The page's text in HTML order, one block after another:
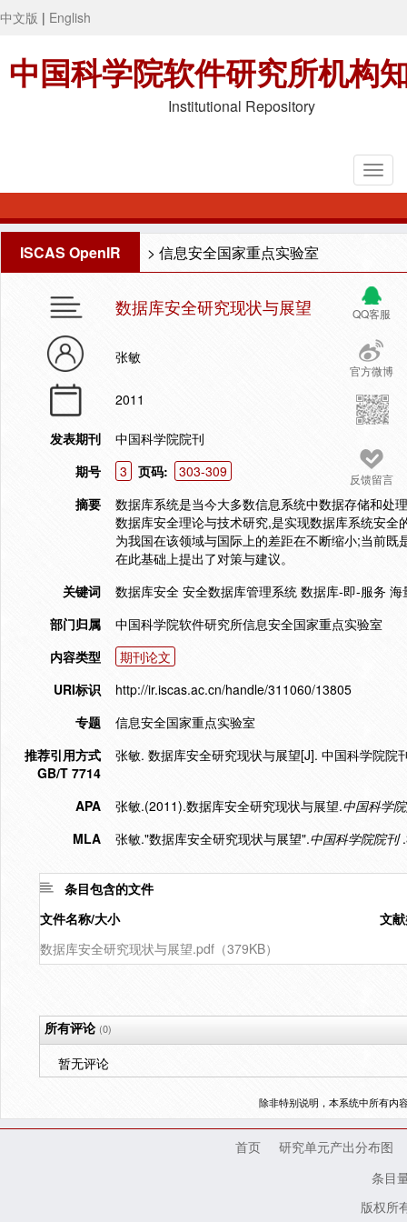
中文版 | English
中国科学院软件研究所机构
Institutional Repository
ISCAS OpenIR > 信息安全国家重点实验室
QQ客服
官方微博
反馈留言
数据库安全研究现状与展望
张敏
2011
发表期刊
中国科学院院刊
期号
3 页码:
303-309
摘要
数据库系统是当今大多数信息系统中数据存储和处
数据库安全理论与技术研究,是实现数据库系统安
为我国在该领域与国际上的差距在不断缩小;当前
在此基础上提出了对策与建议。
关键词
数据库安全 安全数据库管理系统 数据库-即-服务 海
部门归属
中国科学院软件研究所信息安全国家重点实验室
内容类型
期刊论文
URI标识
http://ir.iscas.ac.cn/handle/311060/13805
专题
信息安全国家重点实验室
推荐引用方式
GB/T 7714
张敏. 数据库安全研究现状与展望[J]. 中国科学院院
APA 张敏.(2011).数据库安全研究现状与展望.中国科学
MLA
张敏."数据库安全研究现状与展望".中国科学院院刊
条目包含的文件
文件名称/大小
文
数据库安全研究现状与展望.pdf（379KB）
所有评论(0)
暂无评论
除非特别说明，本系统中所有内
首页
研究单元产出分布图
条目
版权所